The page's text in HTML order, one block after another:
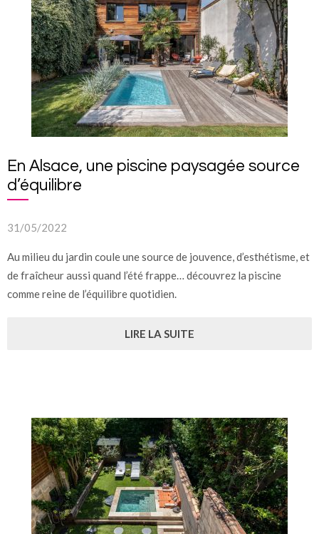
En Alsace, une piscine paysagée source
d’équilibre
31/05/2022
Au milieu du jardin coule une source de jouvence, d’esthétisme, et
de fraîcheur aussi quand l’été frappe… découvrez la piscine
comme reine de l’équilibre quotidien.
LIRE LA SUITE